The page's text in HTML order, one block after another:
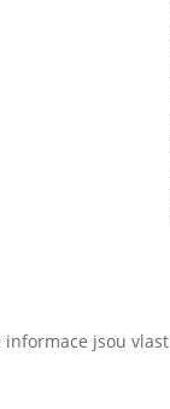
informace jsou